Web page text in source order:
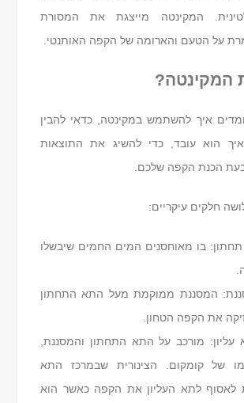
המקינטה מייצגת את המסורת
על הטעם והארומה של הקפה האותנטי.
המקינטה?
איך להשתמש במקינטה, כדאי להבין
הוא עובד, כדי להשיג את התוצאות
הכנת הקפה שלכם.
חלקים עיקריים:
בו מאוחסנים המים החמים שיבשלו
המסננת ממוקמת מעל התא התחתון
את הקפה הטחון.
מורכב על התא התחתון והמסננת,
של קומקום. הצינורית שבמרכז התא
לאסוף לתא העליון את הקפה כאשר הוא